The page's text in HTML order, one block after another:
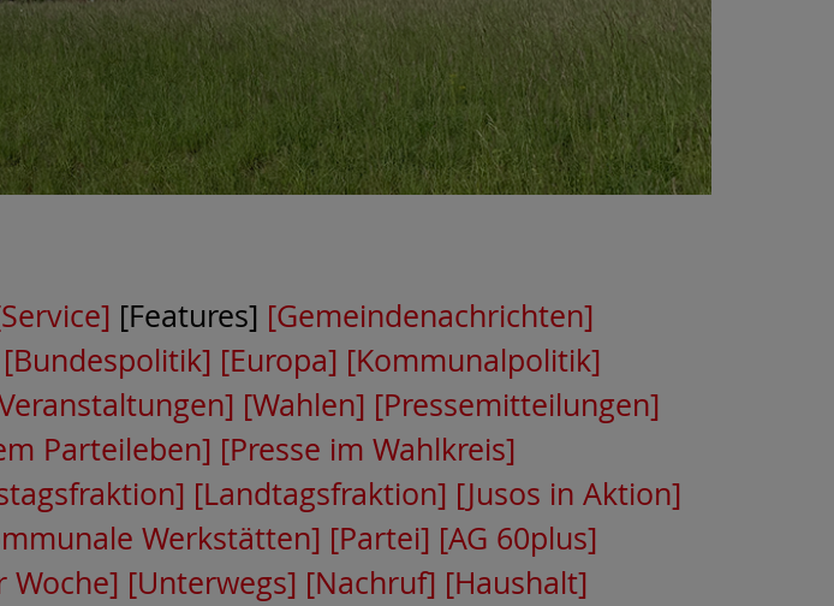
[Features] [Gemeindenachrichten]
[Bundespolitik] [Europa] [Kommunalpolitik]
[Wahlen] [Pressemitteilungen]
Parteileben] [Presse im Wahlkreis]
[Landtagsfraktion] [Jusos in Aktion]
Werkstätten] [Partei] [AG 60plus]
Woche] [Unterwegs] [Nachruf] [Haushalt]